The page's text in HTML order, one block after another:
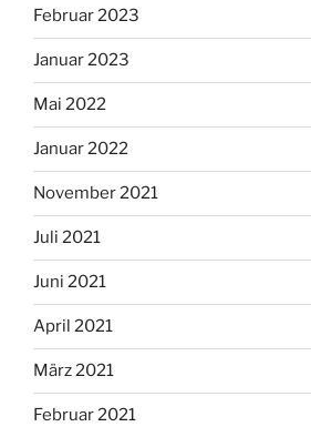
Februar 2023
Januar 2023
Mai 2022
Januar 2022
November 2021
Juli 2021
Juni 2021
April 2021
März 2021
Februar 2021